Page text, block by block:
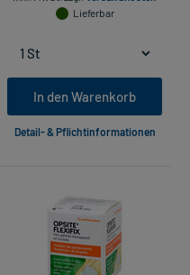
Lieferbar
In den Warenkorb
Detail- & Pflichtinformationen